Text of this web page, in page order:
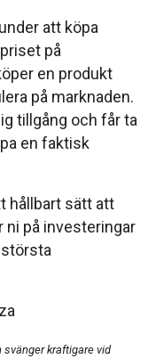
att köpa
på
en produkt
på marknaden.
tillgång och får ta
en faktisk
hållbart sätt att
ni på investeringar
kraftigare vid